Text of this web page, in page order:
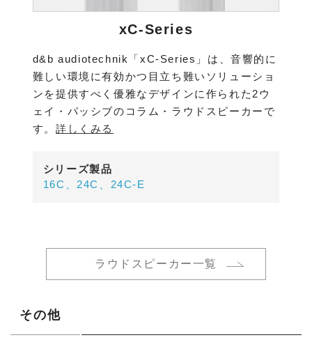
xC-Series
d&b audiotechnik「xC-Series」は、音響的に
難しい環境に有効かつ目立ち難いソリューショ
ンを提供すべく優雅なデザインに作られた2ウ
ェイ・パッシブのコラム・ラウドスピーカーで
す。詳しくみる
シリーズ製品
16C、24C、24C-E
ラウドスピーカー一覧
その他